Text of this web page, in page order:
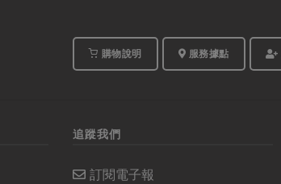
購物說明 服務據點
追蹤我們
訂閱電子報